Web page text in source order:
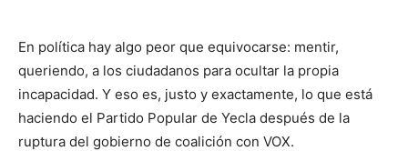
En política hay algo peor que equivocarse: mentir,
queriendo, a los ciudadanos para ocultar la propia
incapacidad. Y eso es, justo y exactamente, lo que está
haciendo el Partido Popular de Yecla después de la
ruptura del gobierno de coalición con VOX.